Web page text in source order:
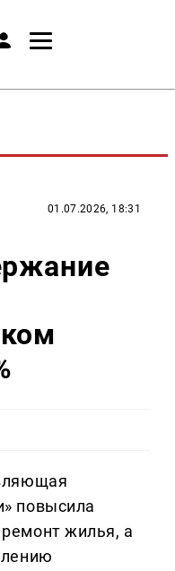
01.07.2026, 18:31
повысила
жилья, а